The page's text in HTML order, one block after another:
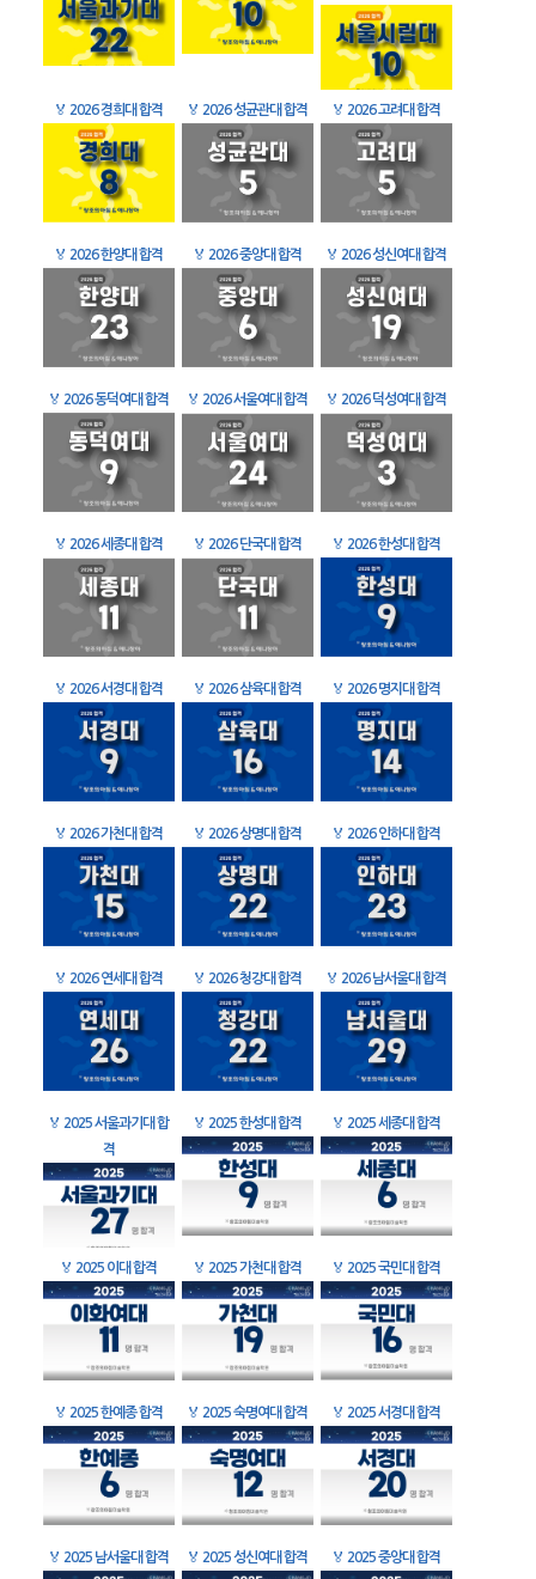
🏅 2026 경희대 합격 🏅 2026 성균관대 합격 🏅 2026 고려대 합격
🏅 2026 한양대 합격 🏅 2026 중앙대 합격 🏅 2026 성신여대 합격
🏅 2026 동덕여대 합격 🏅 2026 서울여대 합격 🏅 2026 덕성여대 합격
🏅 2026 세종대 합격 🏅 2026 단국대 합격 🏅 2026 한성대 합격
🏅 2026 서경대 합격 🏅 2026 삼육대 합격 🏅 2026 명지대 합격
🏅 2026 가천대 합격 🏅 2026 상명대 합격 🏅 2026 인하대 합격
🏅 2026 연세대 합격 🏅 2026 청강대 합격 🏅 2026 남서울대 합격
🏅 2025 서울과기대 합
격
🏅 2025 한성대 합격 🏅 2025 세종대 합격
🏅 2025 이대 합격 🏅 2025 가천대 합격 🏅 2025 국민대 합격
🏅 2025 한예종 합격 🏅 2025 숙명여대 합격 🏅 2025 서경대 합격
🏅 2025 남서울대 합격 🏅 2025 성신여대 합격 🏅 2025 중앙대 합격